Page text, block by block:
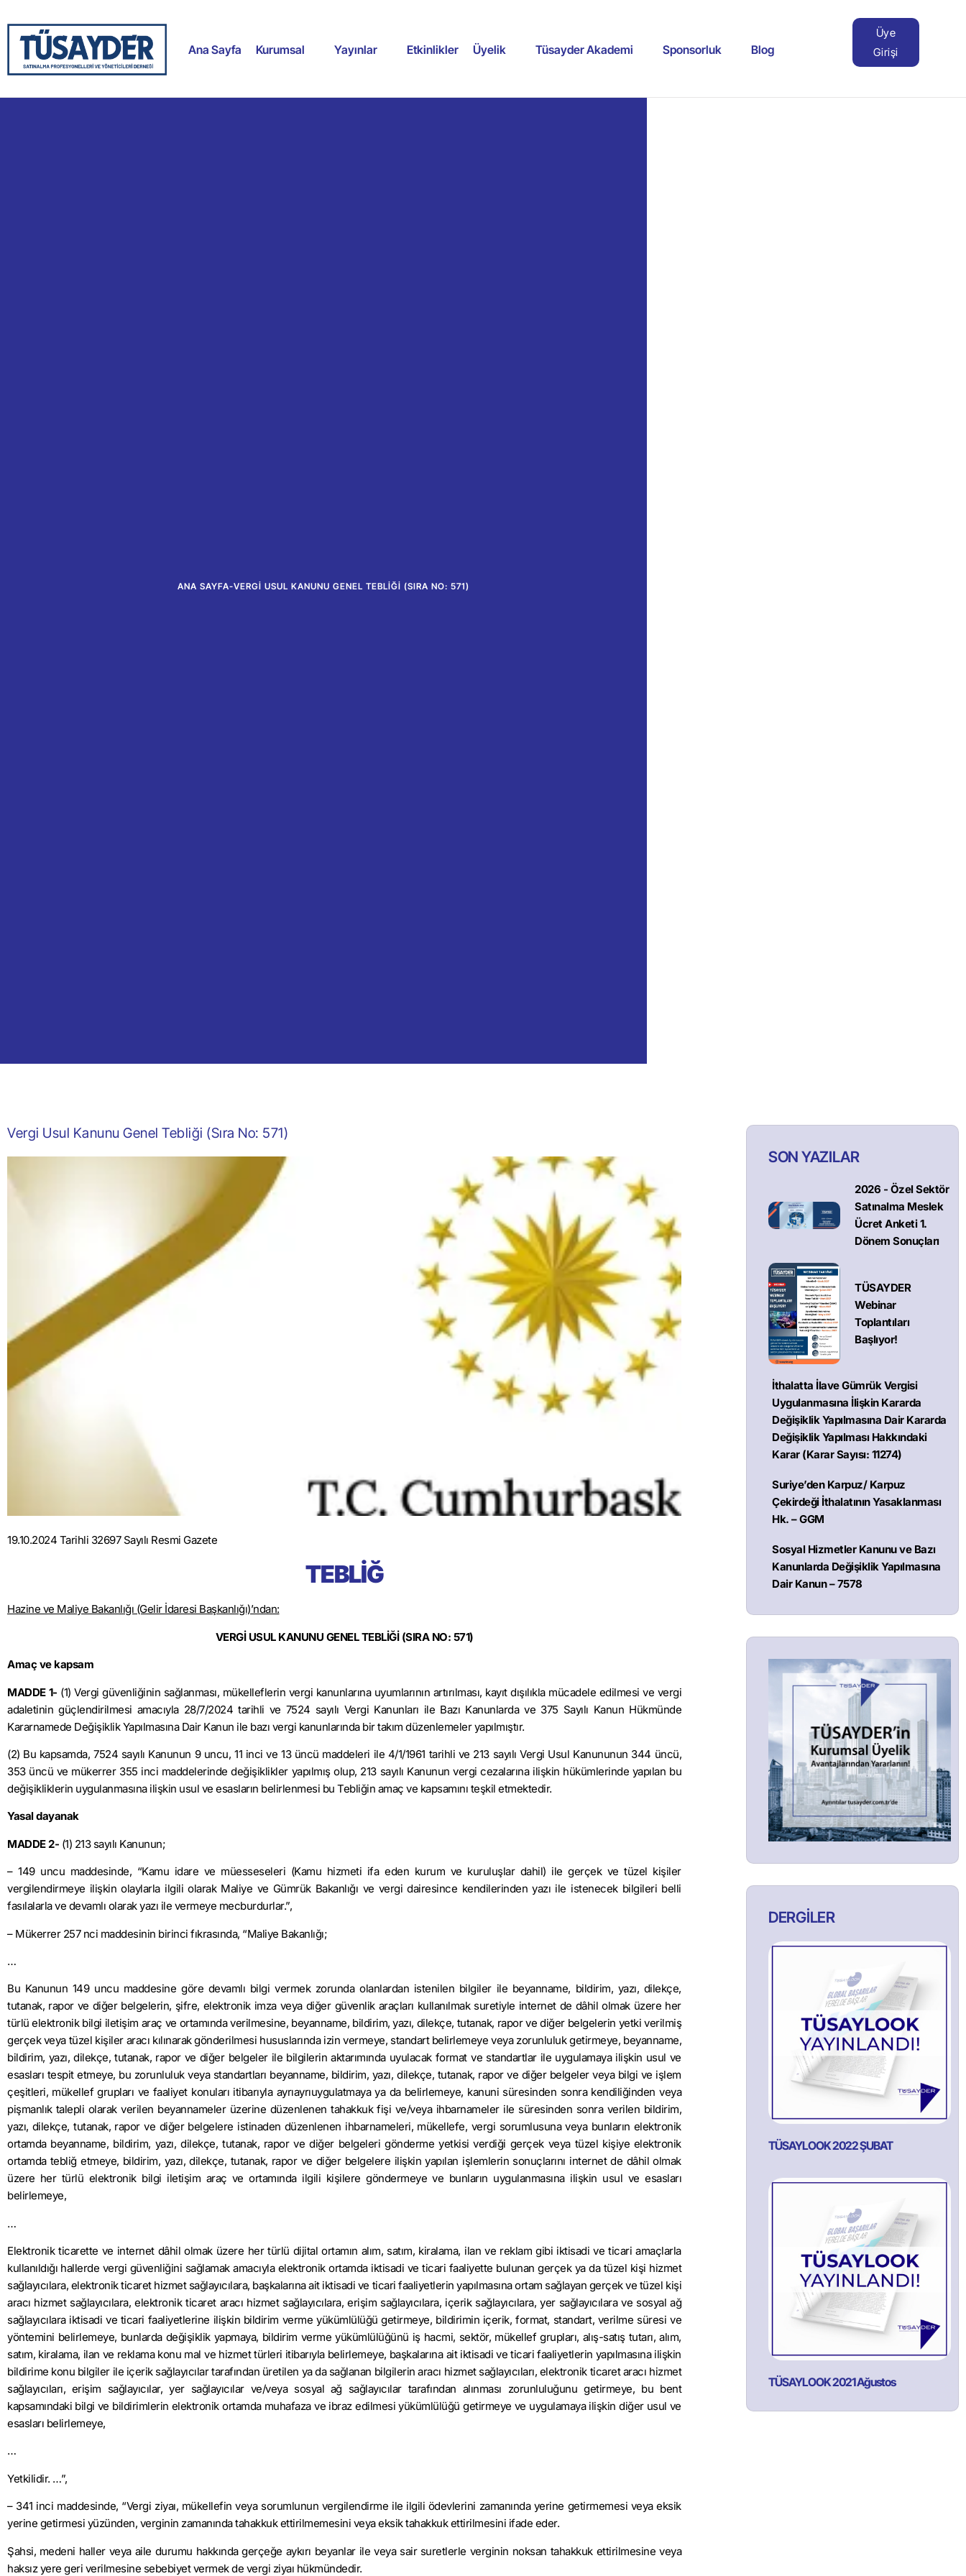
Ana Sayfa Kurumsal Yayınlar Etkinlikler Üyelik Tüsayder Akademi Sponsorluk Blog
Üye
Girişi
ANA SAYFA-VERGI USUL KANUNU GENEL TEBLIĞI (SIRA NO: 571)
Vergi Usul Kanunu Genel Tebliği (Sıra No: 571)
19.10.2024 Tarihli 32697 Sayılı Resmi Gazete
TEBLİĞ
Hazine ve Maliye Bakanlığı (Gelir İdaresi Başkanlığı)’ndan:
VERGİ USUL KANUNU GENEL TEBLİĞİ (SIRA NO: 571)
Amaç ve kapsam
MADDE 1- (1) Vergi güvenliğinin sağlanması, mükelleflerin vergi kanunlarına uyumlarının artırılması, kayıt dışılıkla mücadele edilmesi ve vergi
adaletinin güçlendirilmesi amacıyla 28/7/2024 tarihli ve 7524 sayılı Vergi Kanunları ile Bazı Kanunlarda ve 375 Sayılı Kanun Hükmünde
Kararnamede Değişiklik Yapılmasına Dair Kanun ile bazı vergi kanunlarında bir takım düzenlemeler yapılmıştır.
(2) Bu kapsamda, 7524 sayılı Kanunun 9 uncu, 11 inci ve 13 üncü maddeleri ile 4/1/1961 tarihli ve 213 sayılı Vergi Usul Kanununun 344 üncü,
353 üncü ve mükerrer 355 inci maddelerinde değişiklikler yapılmış olup, 213 sayılı Kanunun vergi cezalarına ilişkin hükümlerinde yapılan bu
değişikliklerin uygulanmasına ilişkin usul ve esasların belirlenmesi bu Tebliğin amaç ve kapsamını teşkil etmektedir.
Yasal dayanak
MADDE 2- (1) 213 sayılı Kanunun;
– 149 uncu maddesinde, “Kamu idare ve müesseseleri (Kamu hizmeti ifa eden kurum ve kuruluşlar dahil) ile gerçek ve tüzel kişiler
vergilendirmeye ilişkin olaylarla ilgili olarak Maliye ve Gümrük Bakanlığı ve vergi dairesince kendilerinden yazı ile istenecek bilgileri belli
fasılalarla ve devamlı olarak yazı ile vermeye mecburdurlar.”,
– Mükerrer 257 nci maddesinin birinci fıkrasında, “Maliye Bakanlığı;
…
Bu Kanunun 149 uncu maddesine göre devamlı bilgi vermek zorunda olanlardan istenilen bilgiler ile beyanname, bildirim, yazı, dilekçe,
tutanak, rapor ve diğer belgelerin, şifre, elektronik imza veya diğer güvenlik araçları kullanılmak suretiyle internet de dâhil olmak üzere her
türlü elektronik bilgi iletişim araç ve ortamında verilmesine, beyanname, bildirim, yazı, dilekçe, tutanak, rapor ve diğer belgelerin yetki verilmiş
gerçek veya tüzel kişiler aracı kılınarak gönderilmesi hususlarında izin vermeye, standart belirlemeye veya zorunluluk getirmeye, beyanname,
bildirim, yazı, dilekçe, tutanak, rapor ve diğer belgeler ile bilgilerin aktarımında uyulacak format ve standartlar ile uygulamaya ilişkin usul ve
esasları tespit etmeye, bu zorunluluk veya standartları beyanname, bildirim, yazı, dilekçe, tutanak, rapor ve diğer belgeler veya bilgi ve işlem
çeşitleri, mükellef grupları ve faaliyet konuları itibarıyla ayrıayrıuygulatmaya ya da belirlemeye, kanuni süresinden sonra kendiliğinden veya
pişmanlık talepli olarak verilen beyannameler üzerine düzenlenen tahakkuk fişi ve/veya ihbarnameler ile süresinden sonra verilen bildirim,
yazı, dilekçe, tutanak, rapor ve diğer belgelere istinaden düzenlenen ihbarnameleri, mükellefe, vergi sorumlusuna veya bunların elektronik
ortamda beyanname, bildirim, yazı, dilekçe, tutanak, rapor ve diğer belgeleri gönderme yetkisi verdiği gerçek veya tüzel kişiye elektronik
ortamda tebliğ etmeye, bildirim, yazı, dilekçe, tutanak, rapor ve diğer belgelere ilişkin yapılan işlemlerin sonuçlarını internet de dâhil olmak
üzere her türlü elektronik bilgi iletişim araç ve ortamında ilgili kişilere göndermeye ve bunların uygulanmasına ilişkin usul ve esasları
belirlemeye,
…
Elektronik ticarette ve internet dâhil olmak üzere her türlü dijital ortamın alım, satım, kiralama, ilan ve reklam gibi iktisadi ve ticari amaçlarla
kullanıldığı hallerde vergi güvenliğini sağlamak amacıyla elektronik ortamda iktisadi ve ticari faaliyette bulunan gerçek ya da tüzel kişi hizmet
sağlayıcılara, elektronik ticaret hizmet sağlayıcılara, başkalarına ait iktisadi ve ticari faaliyetlerin yapılmasına ortam sağlayan gerçek ve tüzel kişi
aracı hizmet sağlayıcılara, elektronik ticaret aracı hizmet sağlayıcılara, erişim sağlayıcılara, içerik sağlayıcılara, yer sağlayıcılara ve sosyal ağ
sağlayıcılara iktisadi ve ticari faaliyetlerine ilişkin bildirim verme yükümlülüğü getirmeye, bildirimin içerik, format, standart, verilme süresi ve
yöntemini belirlemeye, bunlarda değişiklik yapmaya, bildirim verme yükümlülüğünü iş hacmi, sektör, mükellef grupları, alış-satış tutarı, alım,
satım, kiralama, ilan ve reklama konu mal ve hizmet türleri itibarıyla belirlemeye, başkalarına ait iktisadi ve ticari faaliyetlerin yapılmasına ilişkin
bildirime konu bilgiler ile içerik sağlayıcılar tarafından üretilen ya da sağlanan bilgilerin aracı hizmet sağlayıcıları, elektronik ticaret aracı hizmet
sağlayıcıları, erişim sağlayıcılar, yer sağlayıcılar ve/veya sosyal ağ sağlayıcılar tarafından alınması zorunluluğunu getirmeye, bu bent
kapsamındaki bilgi ve bildirimlerin elektronik ortamda muhafaza ve ibraz edilmesi yükümlülüğü getirmeye ve uygulamaya ilişkin diğer usul ve
esasları belirlemeye,
…
Yetkilidir. …”,
– 341 inci maddesinde, “Vergi ziyaı, mükellefin veya sorumlunun vergilendirme ile ilgili ödevlerini zamanında yerine getirmemesi veya eksik
yerine getirmesi yüzünden, verginin zamanında tahakkuk ettirilmemesini veya eksik tahakkuk ettirilmesini ifade eder.
Şahsi, medeni haller veya aile durumu hakkında gerçeğe aykırı beyanlar ile veya sair suretlerle verginin noksan tahakkuk ettirilmesine veya
haksız yere geri verilmesine sebebiyet vermek de vergi ziyaı hükmündedir.
SON YAZILAR
2026 - Özel Sektör
Satınalma Meslek
Ücret Anketi 1.
Dönem Sonuçları
TÜSAYDER
Webinar
Toplantıları
Başlıyor!
İthalatta İlave Gümrük Vergisi
Uygulanmasına İlişkin Kararda
Değişiklik Yapılmasına Dair Kararda
Değişiklik Yapılması Hakkındaki
Karar (Karar Sayısı: 11274)
Suriye’den Karpuz/ Karpuz
Çekirdeği İthalatının Yasaklanması
Hk. – GGM
Sosyal Hizmetler Kanunu ve Bazı
Kanunlarda Değişiklik Yapılmasına
Dair Kanun – 7578
DERGİLER
TÜSAYLOOK 2022 ŞUBAT
TÜSAYLOOK 2021 Ağustos